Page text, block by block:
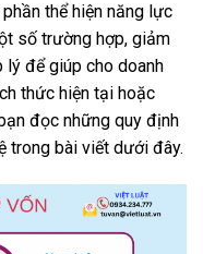
thể hiện năng lực
số trường hợp, giảm
lý để giúp cho doanh
thức hiện tại hoặc
đọc những quy định
trong bài viết dưới đây.